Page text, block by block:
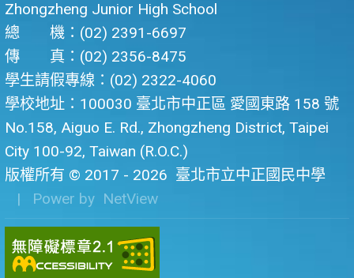
Zhongzheng Junior High School
總 機：(02) 2391-6697
傳 真：(02) 2356-8475
學生請假專線：(02) 2322-4060
學校地址：100030 臺北市中正區 愛國東路 158 號
No.158, Aiguo E. Rd., Zhongzheng District, Taipei
City 100-92, Taiwan (R.O.C.)
版權所有 © 2017 - 2026 臺北市立中正國民中學
| Power by NetView